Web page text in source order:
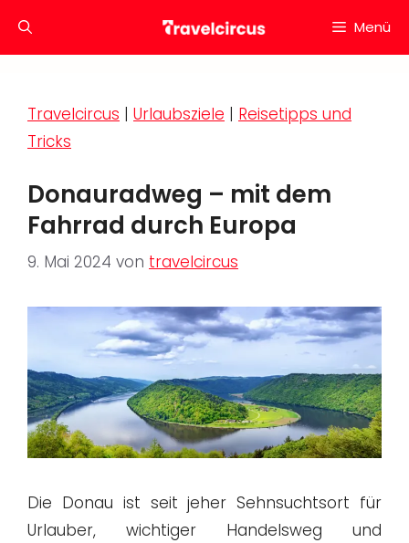
Inhalt
Menü
Travelcircus | Urlaubsziele | Reisetipps und
Tricks
Donauradweg – mit dem
Fahrrad durch Europa
9. Mai 2024 von travelcircus
Die Donau ist seit jeher Sehnsuchtsort für
Urlauber, wichtiger Handelsweg und